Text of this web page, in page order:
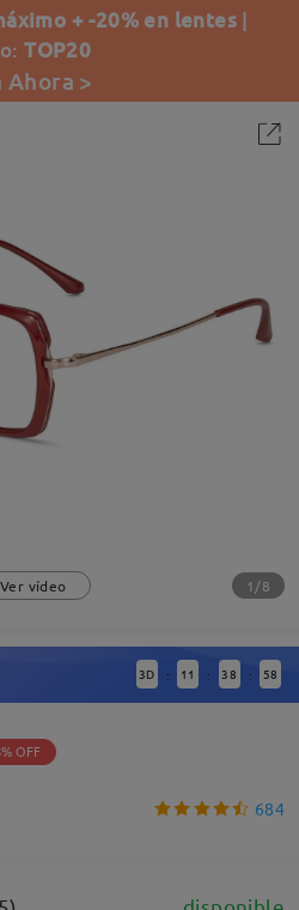
+ -20% en lentes |
TOP20
Ahora >
Ver vídeo 1/8
3D : 11 : 38 : 57
OFF
684